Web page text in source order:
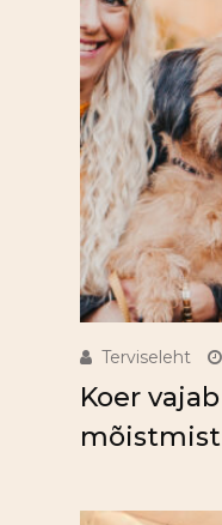
Terviseleht
Koer
mõistmist